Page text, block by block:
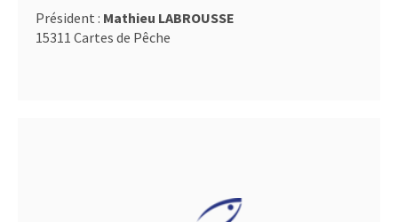
Président : Mathieu LABROUSSE
15311 Cartes de Pêche